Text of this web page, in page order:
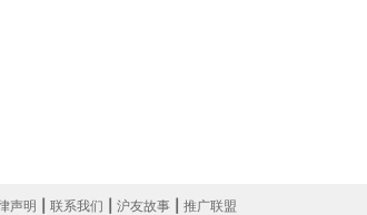
声明 联系我们 沪友故事
推广联盟